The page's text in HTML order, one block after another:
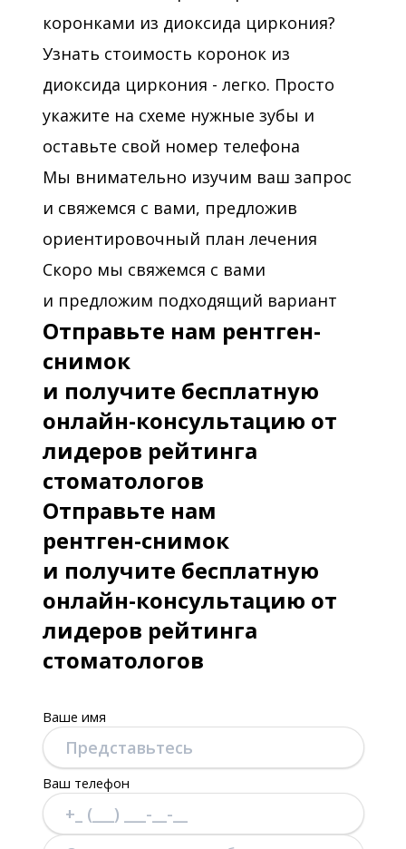
коронками из диоксида циркония?
Узнать стоимость коронок из
диоксида циркония - легко. Просто
укажите на схеме нужные зубы и
оставьте свой номер телефона
Мы внимательно изучим ваш запрос
и свяжемся с вами, предложив
ориентировочный план лечения
Скоро мы свяжемся с вами
и предложим подходящий вариант
Отправьте нам рентген-
снимок
и получите бесплатную
онлайн-консультацию от
лидеров рейтинга
стоматологов
Отправьте нам
рентген-снимок
и получите бесплатную
онлайн-консультацию от
лидеров рейтинга
стоматологов
Ваше имя
Ваш телефон